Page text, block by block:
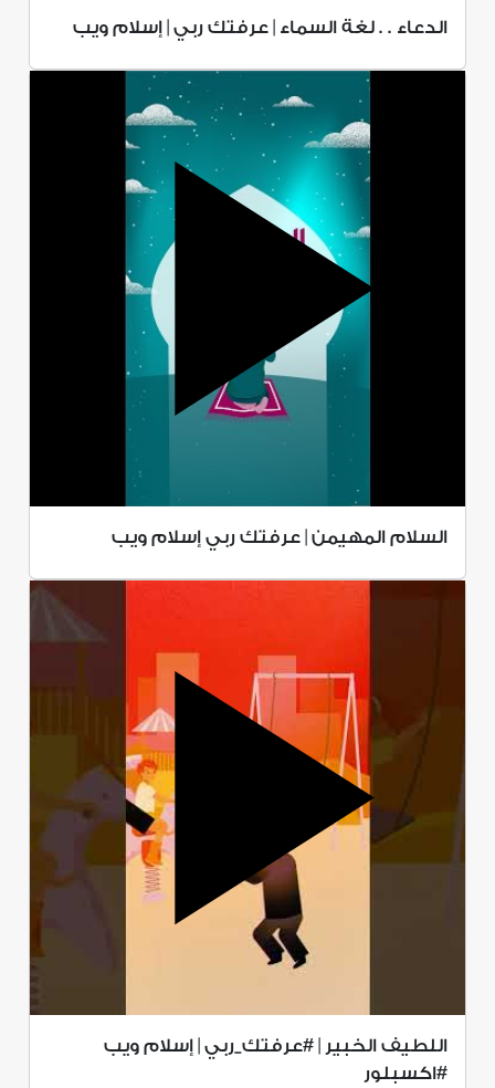
الدعاء . . لغة السماء | عرفتك ربي | إسلام ويب
السلام المهيمن | عرفتك ربي إسلام ويب
اللطيف الخبير | #عرفتك_ربي | إسلام ويب
#اكسبلور